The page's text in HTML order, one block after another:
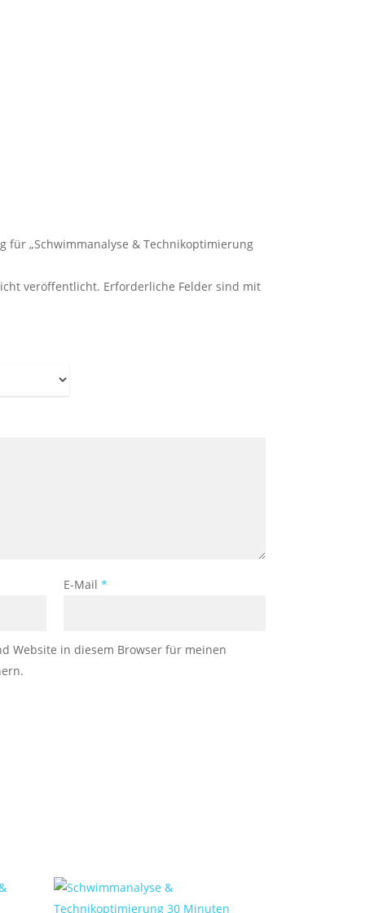
für „Schwimmanalyse & Technikoptimierung
veröffentlicht. Erforderliche Felder sind mit
E-Mail *
Website in diesem Browser für meinen